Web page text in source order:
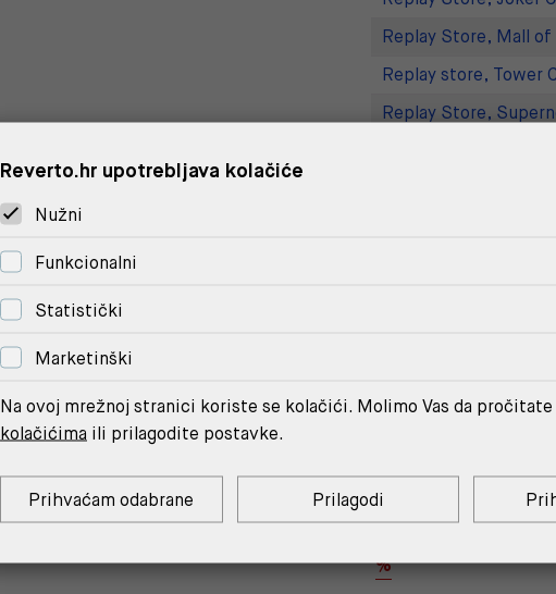
Replay Store, Mall
Replay store, Tower
Replay Store,
MOŽDA ĆE TI SE SVIDJETI
%
Reverto.hr upotrebljava kolačiće
Nužni
Funkcionalni
Statistički
Marketinški
Na ovoj mrežnoj stranici koriste se kolačići. Molimo Vas da pročitate
kolačićima ili prilagodite postavke.
Prihvaćam odabrane Prilagodi